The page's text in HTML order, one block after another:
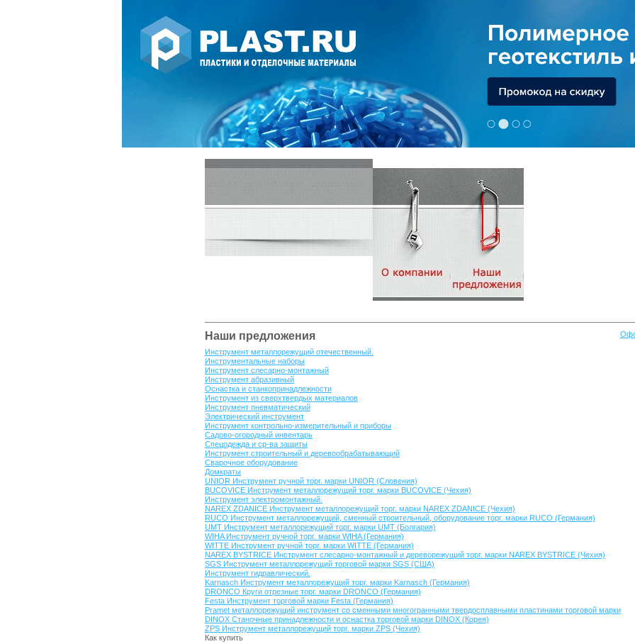
Наши предложения
Инструмент металлорежущий отечественный.
Инструментальные наборы
Инструмент слесарно-монтажный
Инструмент абразивный
Оснастка и станкопринадлежности
Инструмент из сверхтвердых материалов
Инструмент пневматический
Электрический инструмент
Инструмент контрольно-измерительный и приборы
Садово-огородный инвентарь
Спецодежда и ср-ва защиты
Инструмент строительный и деревообрабатывающий
Сварочное оборудование
Домкраты
UNIOR Инструмент ручной торг. марки UNIOR (Словения)
BUCOVICE Инструмент металлорежущий торг. марки BUCOVICE (Чехия)
Инструмент электромонтажный.
NAREX ZDANICE Инструмент металлорежущий торг. марки NAREX ZDANICE (Чехия)
RUCO Инструмент металлорежущий, сменный строительный, оборудование торг. марки RUCO (Германия)
UMT Инструмент металлорежущий торг. марки UMT (Болгария)
WIHA Инструмент ручной торг. марки WIHA (Германия)
WITTE Инструмент ручной торг. марки WITTE (Германия)
NAREX BYSTRICE Инструмент слесарно-монтажный и дереворежущий торг. марки NAREX BYSTRICE (Чехия)
SGS Инструмент металлорежущий торговой марки SGS (США)
Инструмент гидравлический.
Karnasch Инструмент металлорежущий торг. марки Karnasch (Германия)
DRONCO Круги отрезные торг. марки DRONCO (Германия)
Festa Инструмент торговой марки Festa (Германия)
Pramet металлорежущий инструмент со сменными многогранными твердосплавными пластинами торговой марки
DINOX Станочные принадлежности и оснастка торговой марки DINOX (Корея)
ZPS Инструмент металлорежущий торг. марки ZPS (Чехия)
Как купить